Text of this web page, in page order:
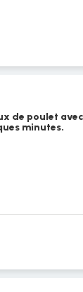
de poulet
minutes.